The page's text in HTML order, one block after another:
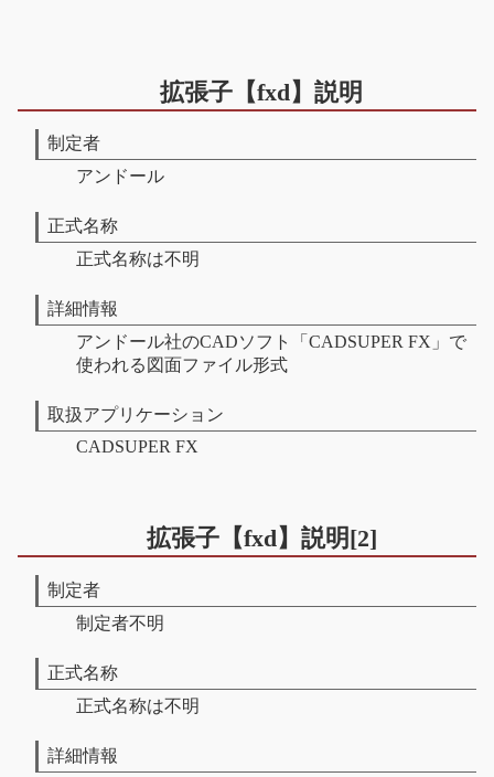
拡張子【fxd】説明
制定者
アンドール
正式名称
正式名称は不明
詳細情報
アンドール社のCADソフト「CADSUPER FX」で
使われる図面ファイル形式
取扱アプリケーション
CADSUPER FX
拡張子【fxd】説明[2]
制定者
制定者不明
正式名称
正式名称は不明
詳細情報